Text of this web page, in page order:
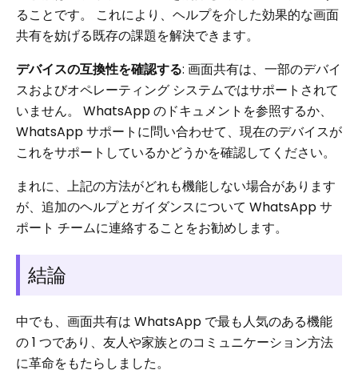
ることです。 これにより、ヘルプを介した効果的な画面
共有を妨げる既存の課題を解決できます。
デバイスの互換性を確認する: 画面共有は、一部のデバイ
スおよびオペレーティング システムではサポートされて
いません。 WhatsApp のドキュメントを参照するか、
WhatsApp サポートに問い合わせて、現在のデバイスが
これをサポートしているかどうかを確認してください。
まれに、上記の方法がどれも機能しない場合があります
が、追加のヘルプとガイダンスについて WhatsApp サ
ポート チームに連絡することをお勧めします。
結論
中でも、画面共有は WhatsApp で最も人気のある機能
の 1 つであり、友人や家族とのコミュニケーション方法
に革命をもたらしました。